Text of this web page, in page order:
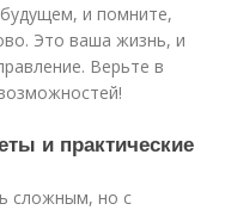
и помните,
Это ваша жизнь, и
Верьте в
и практические
сложным, но с